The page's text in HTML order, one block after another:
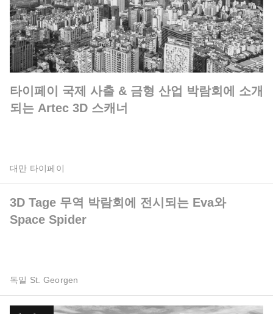
타이페이 국제 사출 & 금형 산업 박람회에 소개
되는 Artec 3D 스캐너
대만 타이페이
3D Tage 무역 박람회에 전시되는 Eva와
Space Spider
독일 St. Georgen